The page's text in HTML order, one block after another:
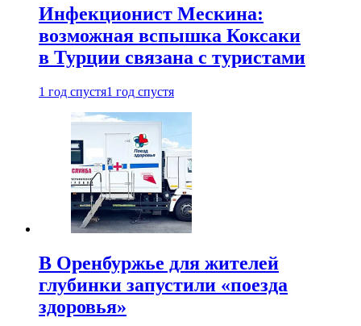
Инфекционист Мескина:
возможная вспышка Коксаки
в Турции связана с туристами
1 год спустя1 год спустя
В Оренбуржье для жителей
глубинки запустили «поезда
здоровья»